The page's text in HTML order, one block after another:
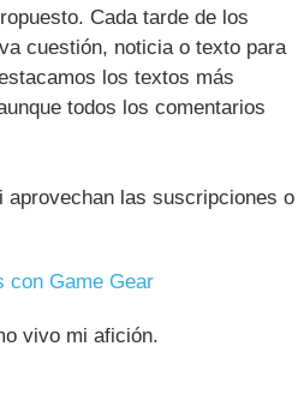
Cada tarde de los
cuestión, noticia o texto para
los textos más
todos los comentarios
aprovechan las suscripciones o
con Game Gear
vivo mi afición.